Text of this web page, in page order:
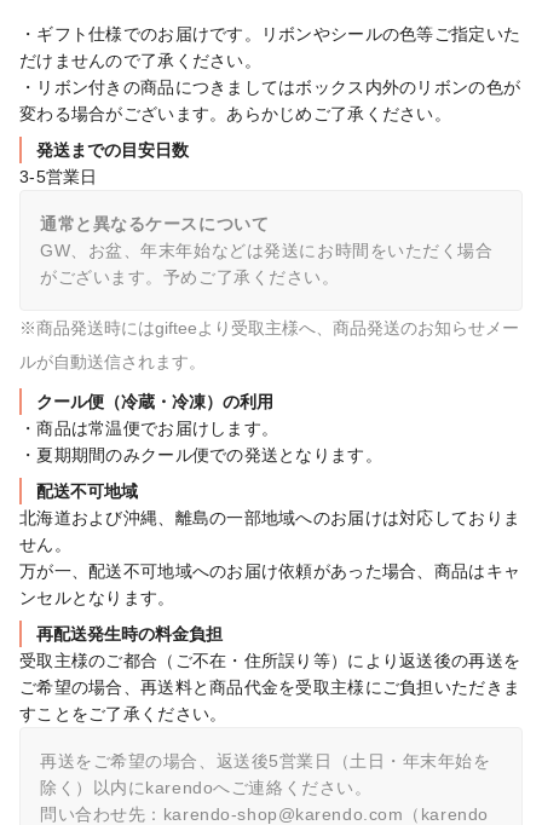
・ギフト仕様でのお届けです。リボンやシールの色等ご指定いた
だけませんので了承ください。
・リボン付きの商品につきましてはボックス内外のリボンの色が
変わる場合がございます。あらかじめご了承ください。
発送までの目安日数
3-5営業日
通常と異なるケースについて
GW、お盆、年末年始などは発送にお時間をいただく場合
がございます。予めご了承ください。
※商品発送時にはgifteeより受取主様へ、商品発送のお知らせメー
ルが自動送信されます。
クール便（冷蔵・冷凍）の利用
・商品は常温便でお届けします。
・夏期期間のみクール便での発送となります。
配送不可地域
北海道および沖縄、離島の一部地域へのお届けは対応しておりま
せん。
万が一、配送不可地域へのお届け依頼があった場合、商品はキャ
ンセルとなります。
再配送発生時の料金負担
受取主様のご都合（ご不在・住所誤り等）により返送後の再送を
ご希望の場合、再送料と商品代金を受取主様にご負担いただきま
すことをご了承ください。
再送をご希望の場合、返送後5営業日（土日・年末年始を
除く）以内にkarendoへご連絡ください。
問い合わせ先：karendo-shop@karendo.com（karendo